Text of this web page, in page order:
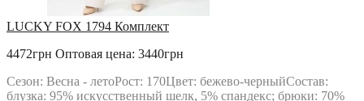
LUCKY FOX 1794 Комплект
4472грн Оптовая цена: 3440грн
Сезон: Весна - летоРост: 170Цвет: бежево-черныйСостав:
блузка: 95% искусственный шелк, 5% спандекс; брюки: 70%